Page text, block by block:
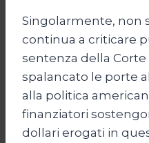
Singolarmente, non
continua a criticare
sentenza della
spalancato le porte
alla politica
finanziatori
dollari erogati in